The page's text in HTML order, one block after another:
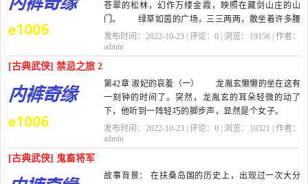
苍翠的松林，幻作万缕金霞，映照在藏剑山庄的山
门。 绿草如茵的广场，三三两两，散坐着许多腰
系长剑的年青武士，欢笑之声不时从人...
发布时间：2022-10-23 | 评论：0 | 浏览： 19156| 作者：
admin
[古典武侠] 禁忌之旅 2
第42章 淑妃的哀羞（一） 龙胤玄懒懒的坐在这有
一刻钟的时间了。突然，龙胤玄的耳朵轻微的动了
下，他听到一阵轻巧的脚步声，显然是个女子。
他知道，那个令他很好奇的淑妃来了。...
发布时间：2022-10-23 | 评论：0 | 浏览： 10321 | 作者：
admin
[古典武侠] 鬼畜将军
故事背景： 在扶桑岛国的历史上，出现过一次大分